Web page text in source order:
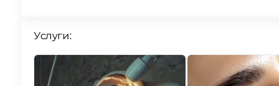
Услуги: